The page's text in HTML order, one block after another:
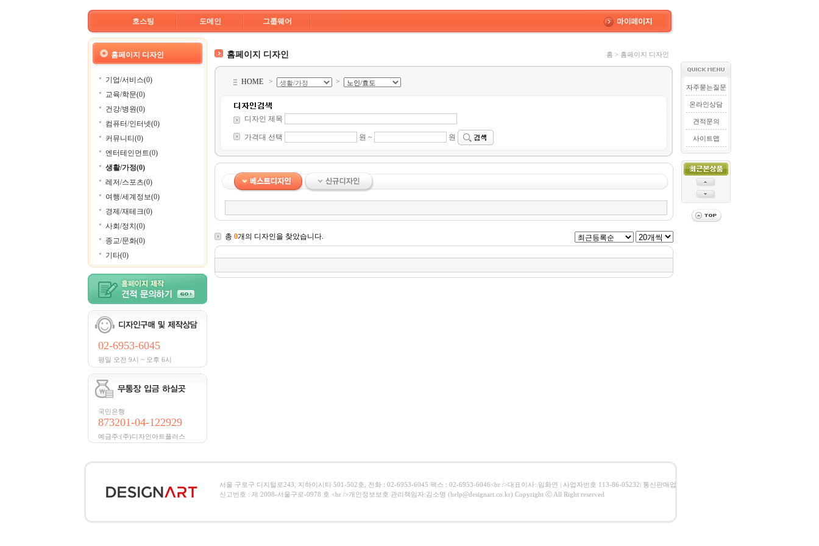
호스팅 도메인 그룹웨어
홈페이지 디자인
기업/서비스(0)
교육/학문(0)
건강/병원(0)
컴퓨터/인터넷(0)
커뮤니티(0)
엔터테인먼트(0)
생활/가정(0)
레저/스포츠(0)
여행/세계정보(0)
경제/재테크(0)
사회/정치(0)
종교/문화(0)
기타(0)
02-6953-6045
평일 오전 9시 ~ 오후 6시
국민은행
873201-04-122929
예금주:(주)디자인아트플러스
홈페이지 디자인 홈 > 홈페이지 디자인
HOME > >
디자인 제목
가격대 선택 원 ~ 원
총 0개의 디자인을 찾았습니다.
자주묻는질문
온라인상담
견적문의
사이트맵
서울 구로구 디지털로243, 지하이시티 501-502호, 전화 : 02-6953-6045 팩스 : 02-6953-6046<br />대표이사: 임화연 | 사업자번호 113-86-05232| 통신판매업
신고번호 : 제 2008-서울구로-0978 호 <br />개인정보보호 관리책임자:김소영 (help@designart.co.kr) Copyright ⓒ All Right reserved